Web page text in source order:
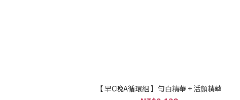
【 早C晚A循環組 】勻白精華 + 活顏精華